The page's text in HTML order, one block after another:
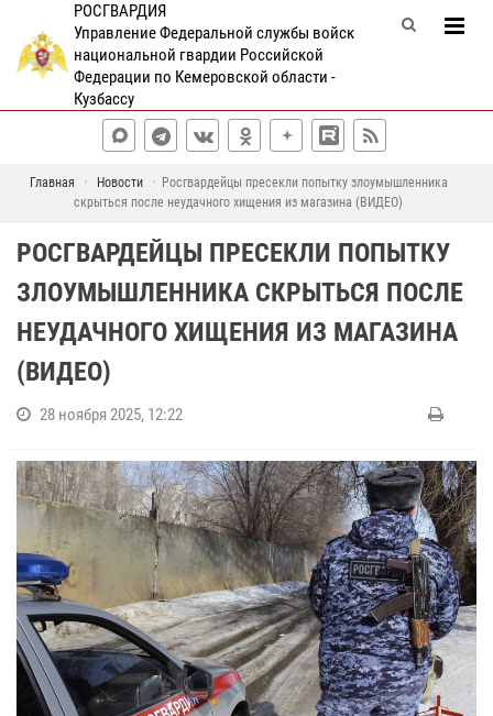
РОСГВАРДИЯ
Управление Федеральной службы войск
национальной гвардии Российской
Федерации по Кемеровской области -
Кузбассу
Главная Новости
Росгвардейцы пресекли попытку злоумышленника
скрыться после неудачного хищения из магазина (ВИДЕО)
РОСГВАРДЕЙЦЫ ПРЕСЕКЛИ ПОПЫТКУ
ЗЛОУМЫШЛЕННИКА СКРЫТЬСЯ ПОСЛЕ
НЕУДАЧНОГО ХИЩЕНИЯ ИЗ МАГАЗИНА
(ВИДЕО)
28 ноября 2025, 12:22